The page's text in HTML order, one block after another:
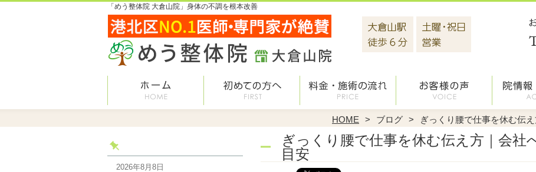
「めう整体院 大倉山院」身体の不調を根本改善
HOME ブログ ぎっくり腰で仕事を休む伝
2026年8月8日
ぎっくり腰で仕事を休む伝え方｜会社
目安